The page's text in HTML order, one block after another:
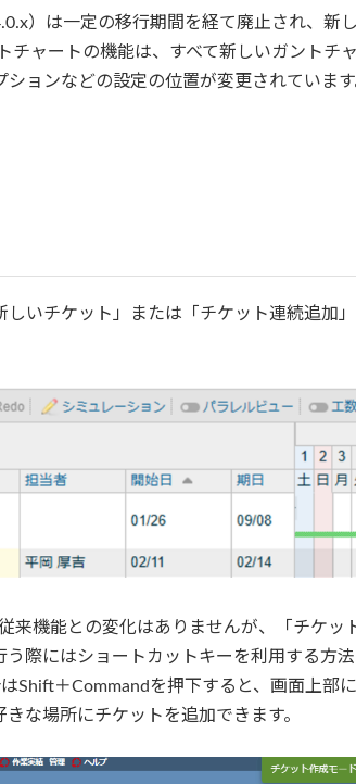
）は一定の移行期間を経て廃止され、新
チャートの機能は、すべて新しいガントチ
ョンなどの設定の位置が変更されていま
いチケット」または「チケット連続追加
来機能との変化はありませんが、「チケッ
際にはショートカットキーを利用する方
Shift＋Commandを押下すると、画面上部に
な場所にチケットを追加できます。